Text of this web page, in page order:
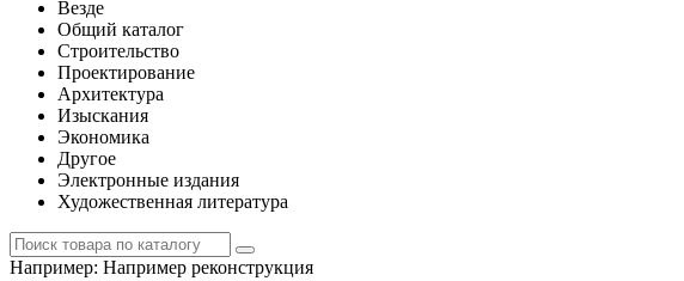
Везде
Общий каталог
Строительство
Проектирование
Архитектура
Изыскания
Экономика
Другое
Электронные издания
Художественная литература
Например: Например реконструкция